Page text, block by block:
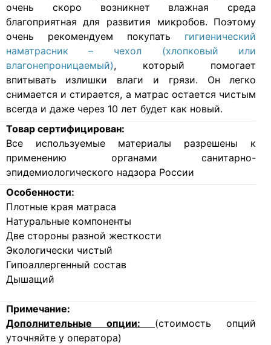
очень скоро возникнет влажная среда
благоприятная для развития микробов. Поэтому
очень рекомендуем покупать гигиенический
наматрасник – чехол (хлопковый или
влагонепроницаемый), который помогает
впитывать излишки влаги и грязи. Он легко
снимается и стирается, а матрас остается чистым
всегда и даже через 10 лет будет как новый.
Товар сертифицирован:
Все используемые материалы разрешены к
применению органами санитарно-
эпидемиологического надзора России
Особенности:
Плотные края матраса
Натуральные компоненты
Две стороны разной жесткости
Экологически чистый
Гипоаллергенный состав
Дышащий
Примечание:
Дополнительные опции: (стоимость опций
уточняйте у оператора)